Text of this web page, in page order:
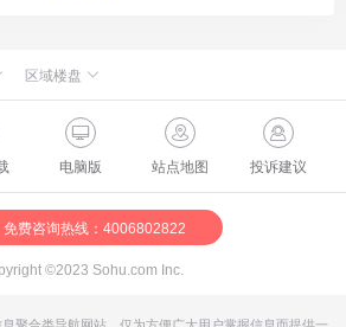
区域楼盘
新航城世界映
怀柔国贤府
懋源·騴橒臺
北京城建·文华知筑
北京建工·嘉棠雅序
国樾天颂
石景山楼盘
大兴楼盘
朝阳楼盘
通州楼盘
华银天鹅湖
温泉新都孔雀城
燕都古城·和园
路劲阳光城
富力和园
电脑版 站点地图 投诉建议
免费咨询热线：4006802822
©2023 Sohu.com Inc.